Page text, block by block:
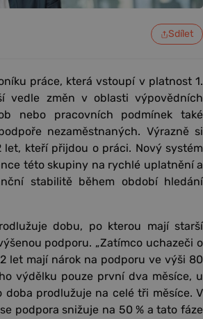
Sdílet
práce, která vstoupí v platnost 1.
vedle změn v oblasti výpovědních
nebo pracovních podmínek také
nezaměstnaných. Výrazně si
let, kteří přijdou o práci. Nový systém
této skupiny na rychlé uplatnění a
stabilitě během období hledání
dobu, po kterou mají starší
podporu. „Zatímco uchazeči o
let mají nárok na podporu ve výši 80
výdělku pouze první dva měsíce, u
doba prodlužuje na celé tři měsíce. V
podpora snižuje na 50 % a tato fáze